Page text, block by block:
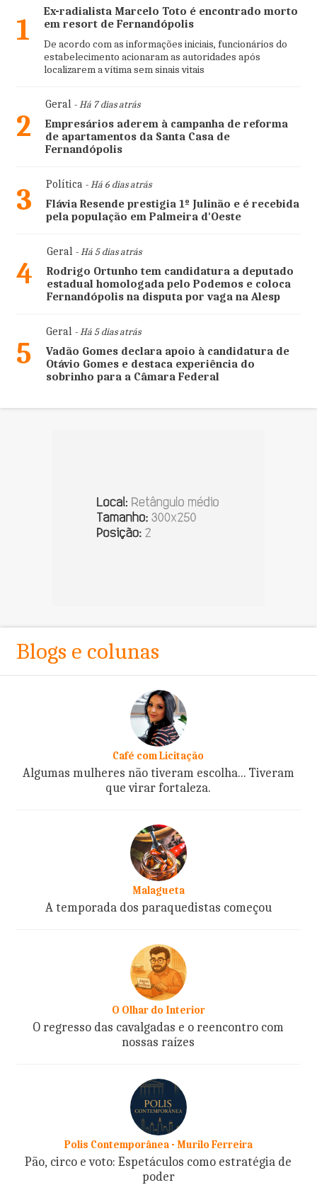
1
Ex-radialista Marcelo Toto é encontrado morto
em resort de Fernandópolis
De acordo com as informações iniciais, funcionários do
estabelecimento acionaram as autoridades após
localizarem a vítima sem sinais vitais
2
Geral- Há 7 dias atrás
Empresários aderem à campanha de reforma
de apartamentos da Santa Casa de
Fernandópolis
3 Política- Há 6 dias atrás
Flávia Resende prestigia 1º Julinão e é recebida
pela população em Palmeira d'Oeste
4
Geral- Há 5 dias atrás
Rodrigo Ortunho tem candidatura a deputado
estadual homologada pelo Podemos e coloca
Fernandópolis na disputa por vaga na Alesp
5
Geral- Há 5 dias atrás
Vadão Gomes declara apoio à candidatura de
Otávio Gomes e destaca experiência do
sobrinho para a Câmara Federal
Blogs e colunas
Café com Licitação
Algumas mulheres não tiveram escolha... Tiveram
que virar fortaleza.
Malagueta
A temporada dos paraquedistas começou
O Olhar do Interior
O regresso das cavalgadas e o reencontro com
nossas raízes
Polis Contemporânea - Murilo Ferreira
Pão, circo e voto: Espetáculos como estratégia de
poder